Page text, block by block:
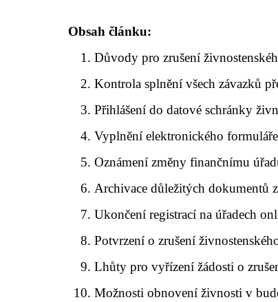
Obsah článku:
Důvody pro zrušení
Kontrola splnění všech závazků
Přihlášení do datové schránky
Vyplnění elektronického
Oznámení změny finančnímu
Archivace důležitých dokumentů
Ukončení registrací na úřadech
Potvrzení o zrušení
Lhůty pro vyřízení žádosti o
Možnosti obnovení živnosti v